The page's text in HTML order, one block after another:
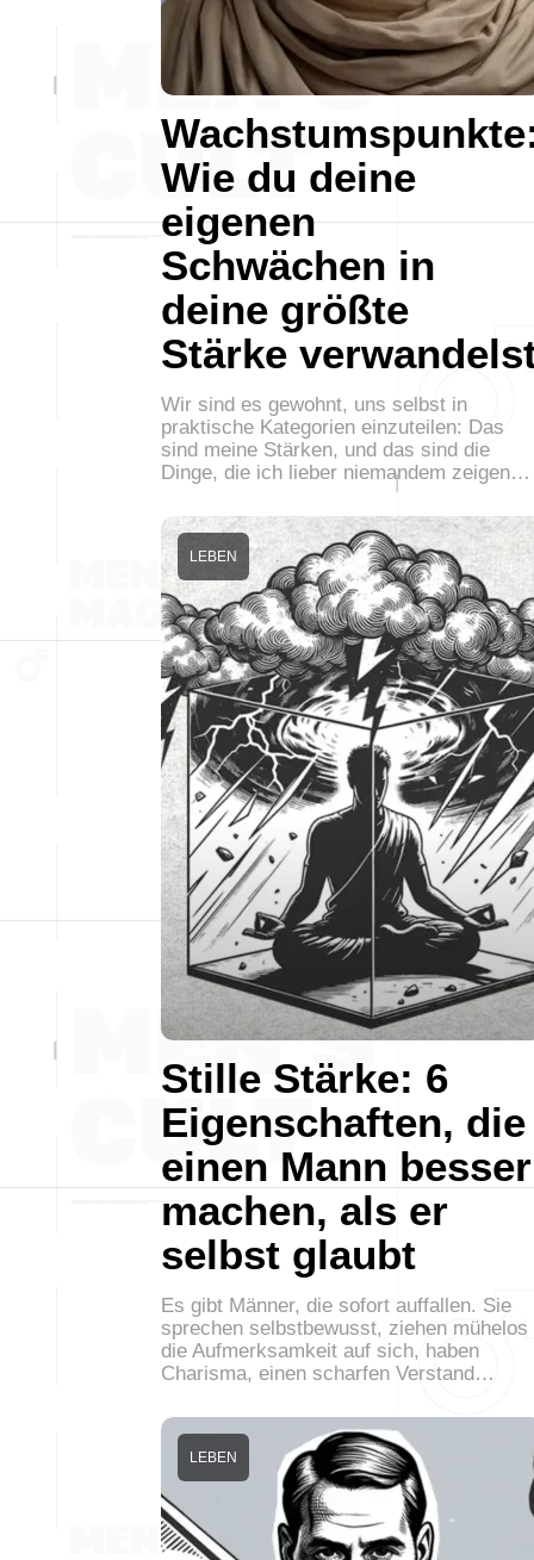
Wie du deine
eigenen
Schwächen in
deine größte
Stärke
Wir sind es gewohnt, uns selbst in
praktische Kategorien einzuteilen: Das
sind meine Stärken, und das sind die
Dinge, die ich lieber niemandem zeigen…
Stille Stärke: 6
Eigenschaften, die
einen Mann besser
machen, als er
selbst glaubt
LEBEN
Es gibt Männer, die sofort auffallen. Sie
sprechen selbstbewusst, ziehen mühelos
die Aufmerksamkeit auf sich, haben
Charisma, einen scharfen Verstand…
LEBEN